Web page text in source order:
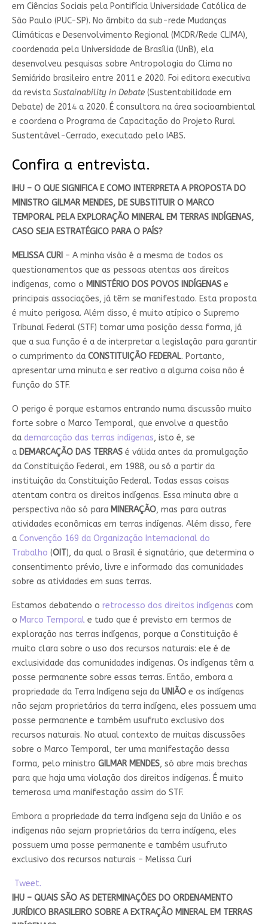
em Ciências Sociais pela Pontifícia Universidade Católica de
São Paulo (PUC-SP). No âmbito da sub-rede Mudanças
Climáticas e Desenvolvimento Regional (MCDR/Rede CLIMA),
coordenada pela Universidade de Brasília (UnB), ela
desenvolveu pesquisas sobre Antropologia do Clima no
Semiárido brasileiro entre 2011 e 2020. Foi editora executiva
da revista Sustainability in Debate(Sustentabilidade em
Debate) de 2014 a 2020. É consultora na área socioambiental
e coordena o Programa de Capacitação do Projeto Rural
Sustentável-Cerrado, executado pelo IABS.
Confira a entrevista.
IHU – O QUE SIGNIFICA E COMO INTERPRETA A PROPOSTA DO
MINISTRO GILMAR MENDES, DE SUBSTITUIR O MARCO
TEMPORAL PELA EXPLORAÇÃO MINERAL EM TERRAS INDÍGENAS,
CASO SEJA ESTRATÉGICO PARA O PAÍS?
MELISSA CURI – A minha visão é a mesma de todos os
questionamentos que as pessoas atentas aos direitos
indígenas, como o MINISTÉRIO DOS POVOS INDÍGENASe
principais associações, já têm se manifestado. Esta proposta
é muito perigosa. Além disso, é muito atípico o Supremo
Tribunal Federal (STF) tomar uma posição dessa forma, já
que a sua função é a de interpretar a legislação para garantir
o cumprimento da CONSTITUIÇÃO FEDERAL. Portanto,
apresentar uma minuta e ser reativo a alguma coisa não é
função do STF.
O perigo é porque estamos entrando numa discussão muito
forte sobre o Marco Temporal, que envolve a questão
da demarcação das terras indígenas, isto é, se
a DEMARCAÇÃO DAS TERRASé válida antes da promulgação
da Constituição Federal, em 1988, ou só a partir da
instituição da Constituição Federal. Todas essas coisas
atentam contra os direitos indígenas. Essa minuta abre a
perspectiva não só para MINERAÇÃO, mas para outras
atividades econômicas em terras indígenas. Além disso, fere
a Convenção 169 da Organização Internacional do
Trabalho (OIT), da qual o Brasil é signatário, que determina o
consentimento prévio, livre e informado das comunidades
sobre as atividades em suas terras.
Estamos debatendo o retrocesso dos direitos indígenas com
o Marco Temporale tudo que é previsto em termos de
exploração nas terras indígenas, porque a Constituição é
muito clara sobre o uso dos recursos naturais: ele é de
exclusividade das comunidades indígenas. Os indígenas têm a
posse permanente sobre essas terras. Então, embora a
propriedade da Terra Indígena seja da UNIÃOe os indígenas
não sejam proprietários da terra indígena, eles possuem uma
posse permanente e também usufruto exclusivo dos
recursos naturais. No atual contexto de muitas discussões
sobre o Marco Temporal, ter uma manifestação dessa
forma, pelo ministro GILMAR MENDES, só abre mais brechas
para que haja uma violação dos direitos indígenas. É muito
temerosa uma manifestação assim do STF.
Embora a propriedade da terra indígena seja da União e os
indígenas não sejam proprietários da terra indígena, eles
possuem uma posse permanente e também usufruto
exclusivo dos recursos naturais – Melissa Curi
Tweet.
IHU – QUAIS SÃO AS DETERMINAÇÕES DO ORDENAMENTO
JURÍDICO BRASILEIRO SOBRE A EXTRAÇÃO MINERAL EM TERRAS